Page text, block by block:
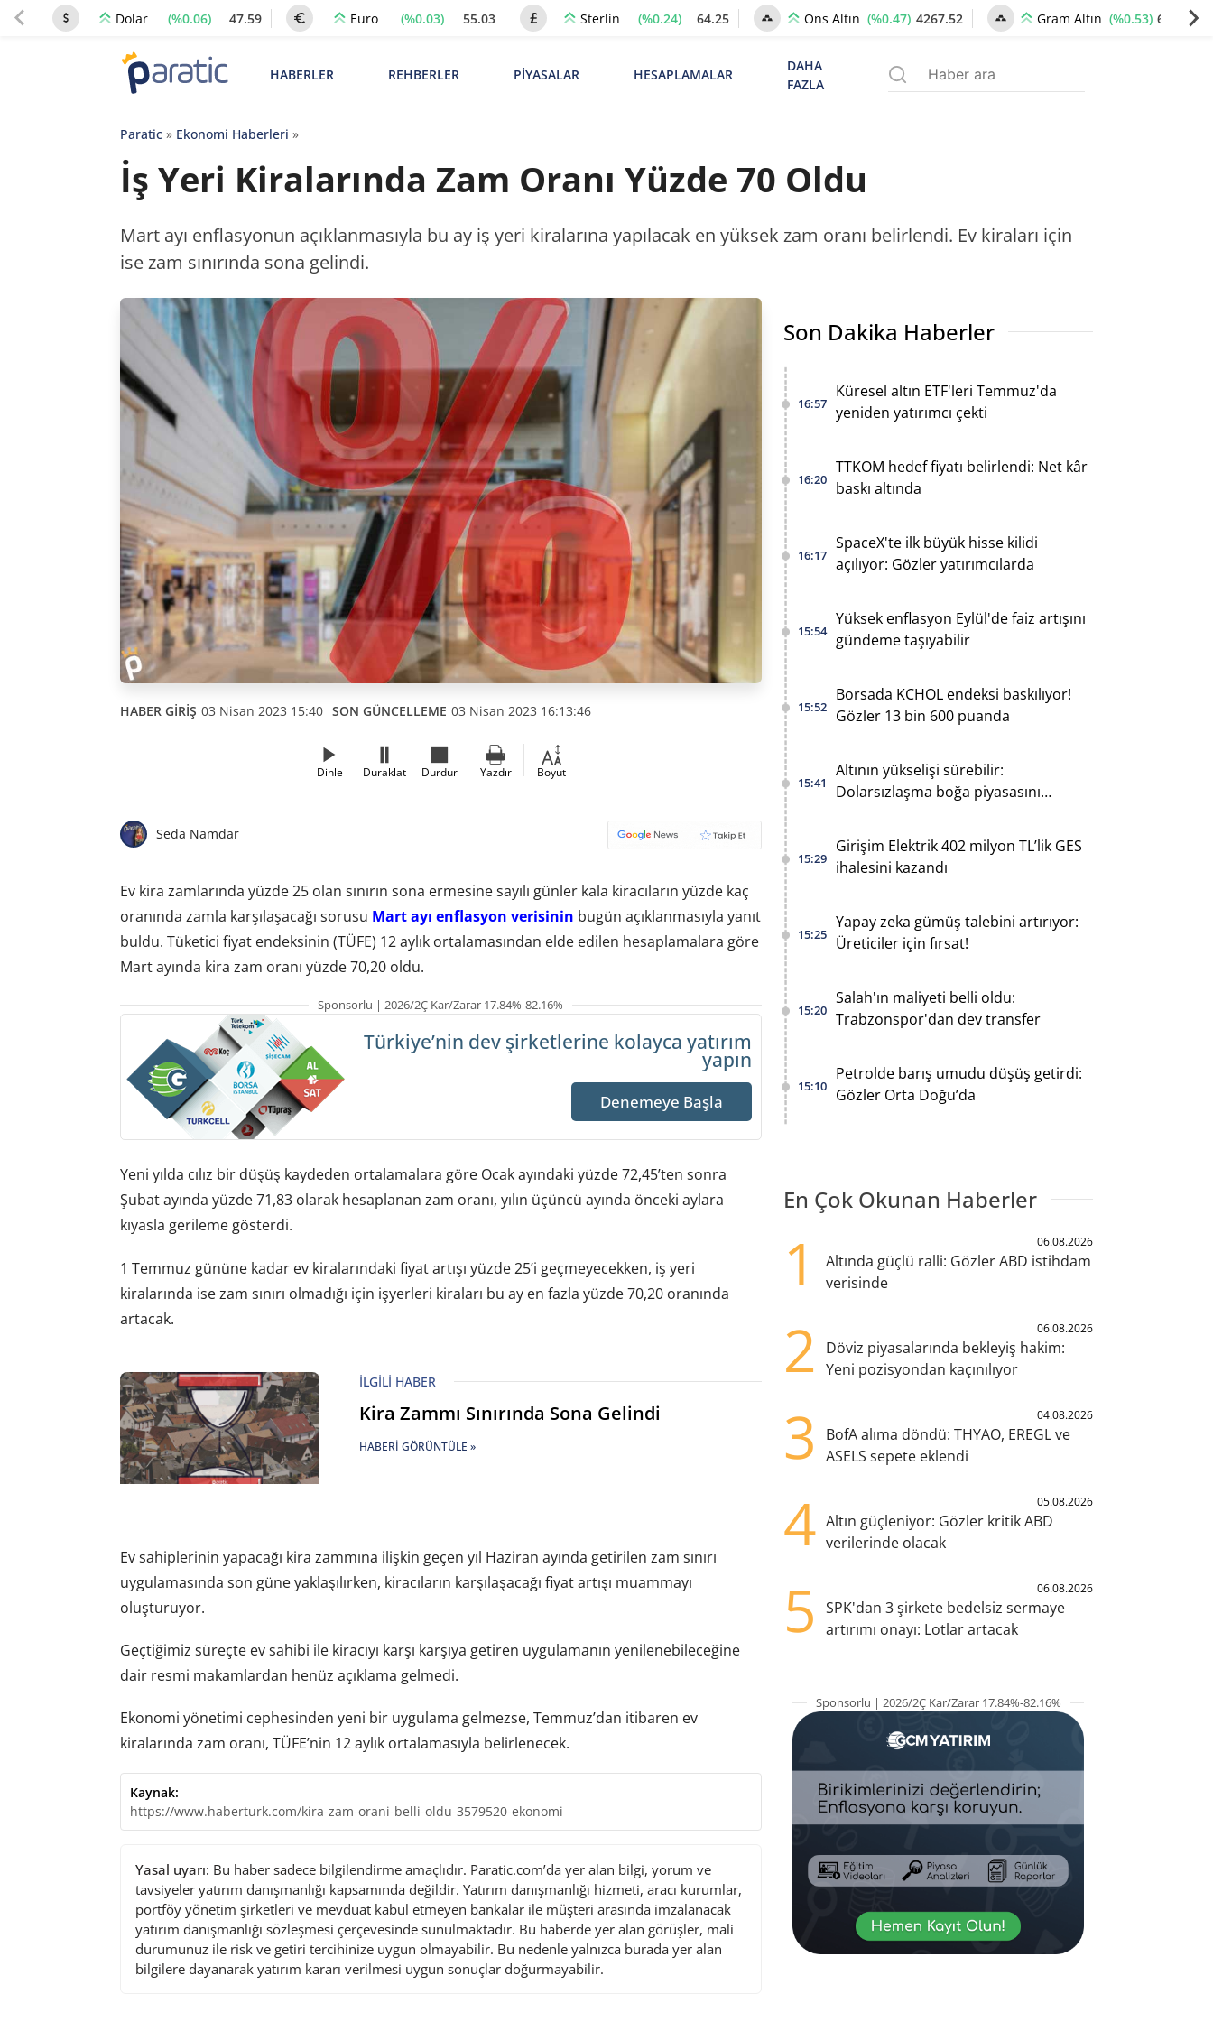
Dolar (%0.06) 47.59 Euro (%0.03) 55.03 Sterlin (%0.24) 64.25 Ons Altın (%0.47) 4267.52 Gram Altın (%0.53) 6530.67
HABERLER REHBERLER PİYASALAR HESAPLAMALAR
DAHA
FAZLA
Paratic» Ekonomi Haberleri »
İş Yeri Kiralarında Zam Oranı Yüzde 70 Oldu
Mart ayı enflasyonun açıklanmasıyla bu ay iş yeri kiralarına yapılacak en yüksek zam oranı belirlendi. Ev kiraları için
ise zam sınırında sona gelindi.
HABER GİRİŞ 03 Nisan 2023 15:40 SON GÜNCELLEME 03 Nisan 2023 16:13:46
Dinle Duraklat Durdur Yazdır Boyut
Seda Namdar
Ev kira zamlarında yüzde 25 olan sınırın sona ermesine sayılı günler kala kiracıların yüzde kaç
oranında zamla karşılaşacağı sorusu Mart ayı enflasyon verisinin bugün açıklanmasıyla yanıt
buldu. Tüketici fiyat endeksinin (TÜFE) 12 aylık ortalamasından elde edilen hesaplamalara göre
Mart ayında kira zam oranı yüzde 70,20 oldu.
Sponsorlu | 2026/2Ç Kar/Zarar 17.84%-82.16%
Türkiye’nin dev şirketlerine kolayca yatırım
yapın
Denemeye Başla
Yeni yılda cılız bir düşüş kaydeden ortalamalara göre Ocak ayındaki yüzde 72,45’ten sonra
Şubat ayında yüzde 71,83 olarak hesaplanan zam oranı, yılın üçüncü ayında önceki aylara
kıyasla gerileme gösterdi.
1 Temmuz gününe kadar ev kiralarındaki fiyat artışı yüzde 25’i geçmeyecekken, iş yeri
kiralarında ise zam sınırı olmadığı için işyerleri kiraları bu ay en fazla yüzde 70,20 oranında
artacak.
İLGILI HABER
Kira Zammı Sınırında Sona Gelindi
HABERI GÖRÜNTÜLE »
Ev sahiplerinin yapacağı kira zammına ilişkin geçen yıl Haziran ayında getirilen zam sınırı
uygulamasında son güne yaklaşılırken, kiracıların karşılaşacağı fiyat artışı muammayı
oluşturuyor.
Geçtiğimiz süreçte ev sahibi ile kiracıyı karşı karşıya getiren uygulamanın yenilenebileceğine
dair resmi makamlardan henüz açıklama gelmedi.
Ekonomi yönetimi cephesinden yeni bir uygulama gelmezse, Temmuz’dan itibaren ev
kiralarında zam oranı, TÜFE’nin 12 aylık ortalamasıyla belirlenecek.
Kaynak:
https://www.haberturk.com/kira-zam-orani-belli-oldu-3579520-ekonomi
Yasal uyarı: Bu haber sadece bilgilendirme amaçlıdır. Paratic.com’da yer alan bilgi, yorum ve
tavsiyeler yatırım danışmanlığı kapsamında değildir. Yatırım danışmanlığı hizmeti, aracı kurumlar,
portföy yönetim şirketleri ve mevduat kabul etmeyen bankalar ile müşteri arasında imzalanacak
yatırım danışmanlığı sözleşmesi çerçevesinde sunulmaktadır. Bu haberde yer alan görüşler, mali
durumunuz ile risk ve getiri tercihinize uygun olmayabilir. Bu nedenle yalnızca burada yer alan
bilgilere dayanarak yatırım kararı verilmesi uygun sonuçlar doğurmayabilir.
Son Dakika Haberler
16:57
Küresel altın ETF'leri Temmuz'da
yeniden yatırımcı çekti
16:20
TTKOM hedef fiyatı belirlendi: Net kâr
baskı altında
16:17
SpaceX'te ilk büyük hisse kilidi
açılıyor: Gözler yatırımcılarda
15:54
Yüksek enflasyon Eylül'de faiz artışını
gündeme taşıyabilir
15:52
Borsada KCHOL endeksi baskılıyor!
Gözler 13 bin 600 puanda
15:41
Altının yükselişi sürebilir:
Dolarsızlaşma boğa piyasasını
15:29
Girişim Elektrik 402 milyon TL’lik GES
ihalesini kazandı
15:25
Yapay zeka gümüş talebini artırıyor:
Üreticiler için fırsat!
15:20
Salah'ın maliyeti belli oldu:
Trabzonspor'dan dev transfer
15:10
Petrolde barış umudu düşüş getirdi:
Gözler Orta Doğu’da
En Çok Okunan Haberler
1 06.08.2026
Altında güçlü ralli: Gözler ABD istihdam
verisinde
2 06.08.2026
Döviz piyasalarında bekleyiş hakim:
Yeni pozisyondan kaçınılıyor
3 04.08.2026
BofA alıma döndü: THYAO, EREGL ve
ASELS sepete eklendi
4 05.08.2026
Altın güçleniyor: Gözler kritik ABD
verilerinde olacak
5 06.08.2026
SPK'dan 3 şirkete bedelsiz sermaye
artırımı onayı: Lotlar artacak
Sponsorlu | 2026/2Ç Kar/Zarar 17.84%-82.16%